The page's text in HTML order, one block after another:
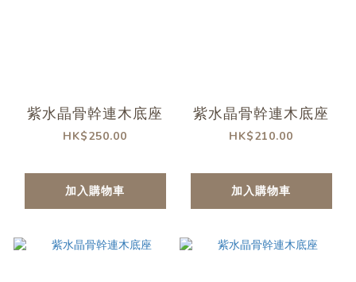
紫水晶骨幹連木底座
HK$250.00
加入購物車
紫水晶骨幹連木底座
HK$210.00
加入購物車